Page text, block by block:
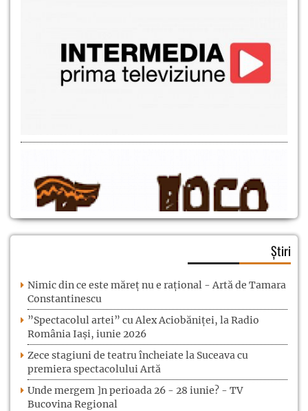
Știri
Nimic din ce este măreț nu e rațional - Artă de Tamara
Constantinescu
”Spectacolul artei” cu Alex Aciobăniței, la Radio
România Iași, iunie 2026
Zece stagiuni de teatru încheiate la Suceava cu
premiera spectacolului Artă
Unde mergem ]n perioada 26 - 28 iunie? - TV
Bucovina Regional